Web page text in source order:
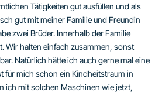
Tätigkeiten gut ausfüllen und als
gut mit meiner Familie und Freundin
zwei Brüder. Innerhalb der Familie
Wir halten einfach zusammen, sonst
Natürlich hätte ich auch gerne mal eine
für mich schon ein Kindheitstraum in
ich mit solchen Maschinen wie jetzt,